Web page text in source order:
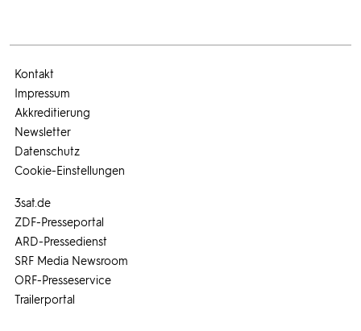
3sat.de
ZDF-Presseportal
ARD-Pressedienst
SRF Media Newsroom
ORF-Presseservice
Trailerportal
Kontakt
Impressum
Akkreditierung
Newsletter
Datenschutz
Cookie-Einstellungen